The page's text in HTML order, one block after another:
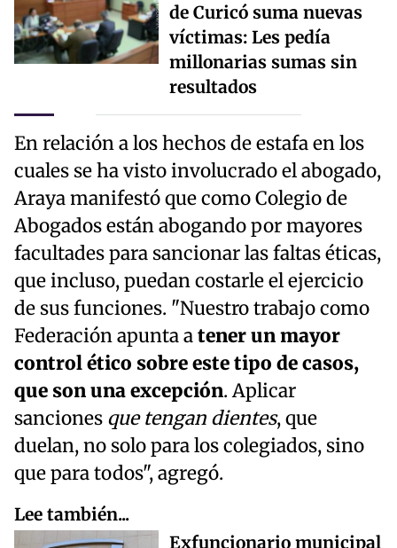
de Curicó suma nuevas
víctimas: Les pedía
millonarias sumas sin
resultados
En relación a los hechos de estafa en los
cuales se ha visto involucrado el abogado,
Araya manifestó que como Colegio de
Abogados están abogando por mayores
facultades para sancionar las faltas éticas,
que incluso, puedan costarle el ejercicio
de sus funciones. "Nuestro trabajo como
Federación apunta atener un mayor
control ético sobre este tipo de casos,
que son una excepción. Aplicar
sanciones que tengan dientes, que
duelan, no solo para los colegiados, sino
que para todos", agregó.
Lee también...
Exfuncionario municipal